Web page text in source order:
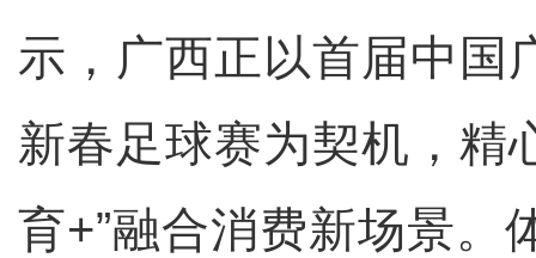
示，广西正以首届中国
新春足球赛为契机，精
育+”融合消费新场景。